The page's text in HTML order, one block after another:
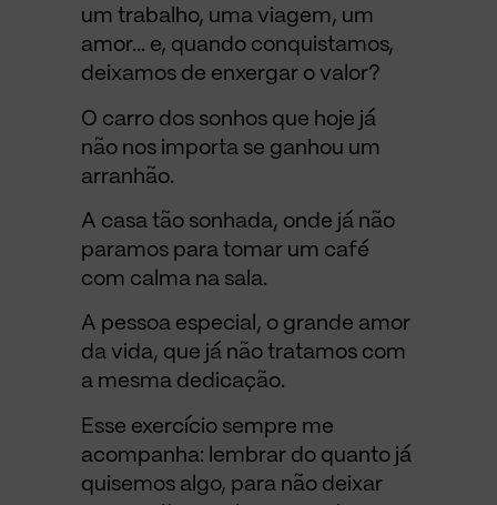
um trabalho, uma viagem, um
amor… e, quando conquistamos,
deixamos de enxergar o valor?
O carro dos sonhos que hoje já
não nos importa se ganhou um
arranhão.
A casa tão sonhada, onde já não
paramos para tomar um café
com calma na sala.
A pessoa especial, o grande amor
da vida, que já não tratamos com
a mesma dedicação.
Esse exercício sempre me
acompanha: lembrar do quanto já
quisemos algo, para não deixar